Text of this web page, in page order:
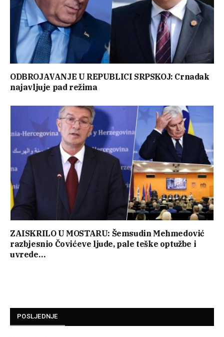
ODBROJAVANJE U REPUBLICI SRPSKOJ: Crnadak
najavljuje pad režima
ZAISKRILO U MOSTARU: Šemsudin Mehmedović
razbjesnio Čovićeve ljude, pale teške optužbe i
uvrede…
POSLJEDNJE